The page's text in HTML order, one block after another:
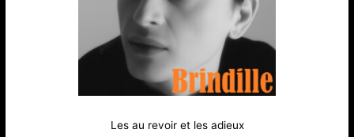
Les au revoir et les adieux